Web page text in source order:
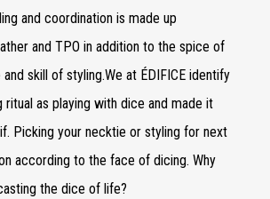
and coordination is made up
and TPO in addition to the spice of
and skill of styling.We at ÉDIFICE identify
ritual as playing with dice and made it
Picking your necktie or styling for next
according to the face of dicing. Why
the dice of life?